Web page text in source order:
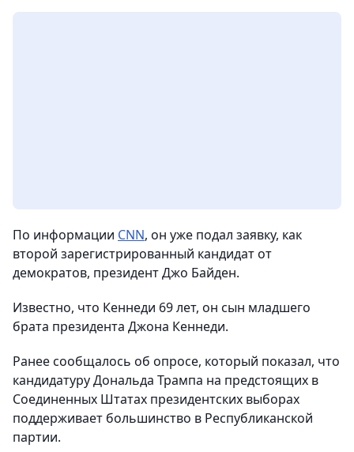
По информации CNN, он уже подал заявку, как
второй зарегистрированный кандидат от
демократов, президент Джо Байден.
Известно, что Кеннеди 69 лет, он сын младшего
брата президента Джона Кеннеди.
Ранее сообщалось об опросе, который показал, что
кандидатуру Дональда Трампа на предстоящих в
Соединенных Штатах президентских выборах
поддерживает большинство в Республиканской
партии.